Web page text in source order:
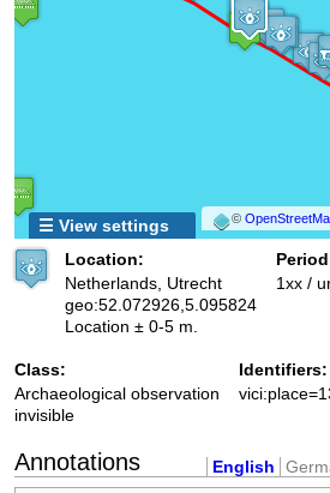
©
☰ View settings
Location:
Netherlands, Utrecht
geo:52.072926,5.095824
Location ± 0-5 m.
1xx /
Class:
Archaeological observation
invisible
Identifiers:
Annotations English